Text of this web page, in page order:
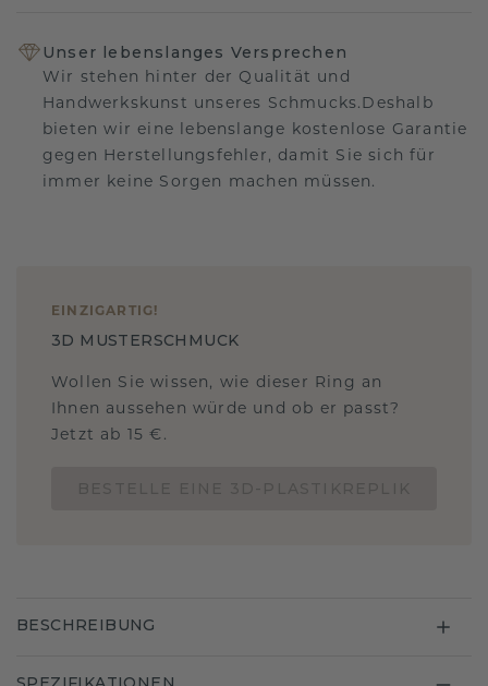
Unser lebenslanges Versprechen
Wir stehen hinter der Qualität und
Handwerkskunst unseres Schmucks.Deshalb
bieten wir eine lebenslange kostenlose Garantie
gegen Herstellungsfehler, damit Sie sich für
immer keine Sorgen machen müssen.
EINZIGARTIG !
3D MUSTERSCHMUCK
Wollen Sie wissen, wie dieser Ring an
Ihnen aussehen würde und ob er passt?
Jetzt ab 15 €.
BESCHREIBUNG